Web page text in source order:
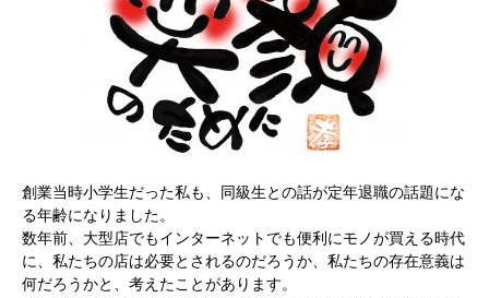
創業当時小学生だった私も、同級生との話が定年退職の話題にな
る年齢になりました。
数年前、大型店でもインターネットでも便利にモノが買える時代
に、私たちの店は必要とされるのだろうか、私たちの存在意義は
何だろうかと、考えたことがあります。